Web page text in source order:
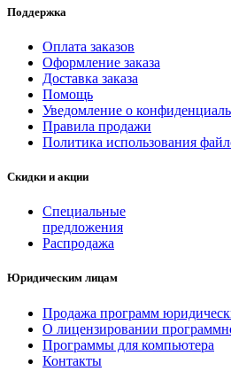
Поддержка
Оплата заказов
Оформление заказа
Доставка заказа
Помощь
Уведомление о
Правила продажи
Политика использования
Скидки и акции
Специальные
предложения
Распродажа
Юридическим лицам
Продажа программ
О лицензировании
Программы для компьютера
Контакты